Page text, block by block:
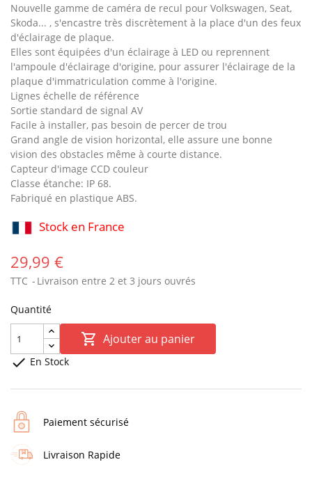
Nouvelle gamme de caméra de recul pour Volkswagen, Seat,
Skoda... , s'encastre très discrètement à la place d'un des feux
d'éclairage de plaque.
Elles sont équipées d'un éclairage à LED ou reprennent
l'ampoule d'éclairage d'origine, pour assurer l'éclairage de la
plaque d'immatriculation comme à l'origine.
Lignes échelle de référence
Sortie standard de signal AV
Facile à installer, pas besoin de percer de trou
Grand angle de vision horizontal, elle assure une bonne
vision des obstacles même à courte distance.
Capteur d'image CCD couleur
Classe étanche: IP 68.
Fabriqué en plastique ABS.
Stock en France
29,99 €
TTC Livraison entre 2 et 3 jours ouvrés
Quantité
 Ajouter au panier
 En Stock
Paiement sécurisé
Livraison Rapide